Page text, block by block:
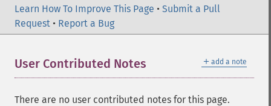
Learn How To Improve This Page • Submit a Pull
Request • Report a Bug
＋ add a note
User Contributed Notes
There are no user contributed notes for this page.